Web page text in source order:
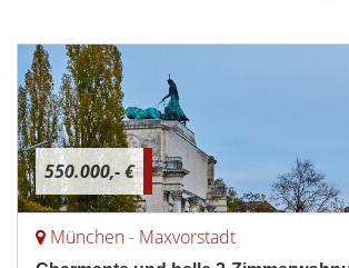
550.000,- €
München - Maxvorstadt